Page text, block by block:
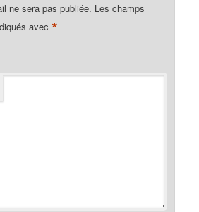
ne sera pas publiée. Les champs
avec*